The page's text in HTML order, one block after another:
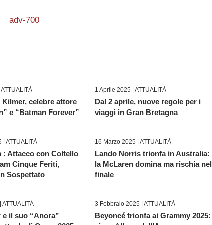
ATTUALITÀ
Kilmer, celebre attore
e “Batman Forever”
1 Aprile 2025 | ATTUALITÀ
Dal 2 aprile, nuove regole per i
viaggi in Gran Bretagna
| ATTUALITÀ
: Attacco con Coltello
Cinque Feriti,
Sospettato
16 Marzo 2025 | ATTUALITÀ
Lando Norris trionfa in Australia:
la McLaren domina ma rischia nel
finale
ATTUALITÀ
e il suo “Anora”
3 Febbraio 2025 | ATTUALITÀ
Beyoncé trionfa ai Grammy 2025: